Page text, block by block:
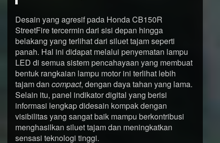
Desain yang agresif pada Honda CB150R
StreetFire tercermin dari sisi depan hingga
belakang yang terlihat dari siluet tajam seperti
panah. Hal ini didapat melalui penyematan lampu
LED di semua sistem pencahayaan yang membuat
bentuk rangkaian lampu motor ini terlihat lebih
tajam dan compact, dengan daya tahan yang lama.
Selain itu, panel indikator digital yang berisi
informasi lengkap didesain kompak dengan
visibilitas yang sangat baik mampu berkontribusi
menghasilkan siluet tajam dan meningkatkan
sensasi teknologi tinggi.